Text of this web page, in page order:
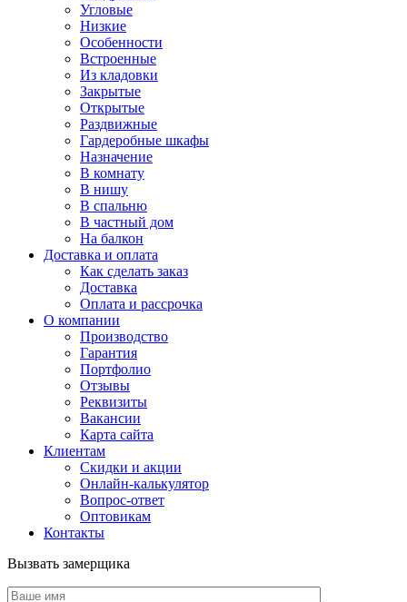
Угловые
Низкие
Особенности
Встроенные
Из кладовки
Закрытые
Открытые
Раздвижные
Гардеробные шкафы
Назначение
В комнату
В нишу
В спальню
В частный дом
На балкон
Доставка и оплата
Как сделать заказ
Доставка
Оплата и рассрочка
О компании
Производство
Гарантия
Портфолио
Отзывы
Реквизиты
Вакансии
Карта сайта
Клиентам
Скидки и акции
Онлайн-калькулятор
Вопрос-ответ
Оптовикам
Контакты
Вызвать замерщика